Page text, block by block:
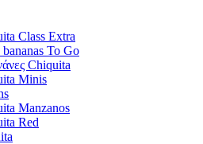
Class Extra
To Go
Chiquita
Minis
Manzanos
Red